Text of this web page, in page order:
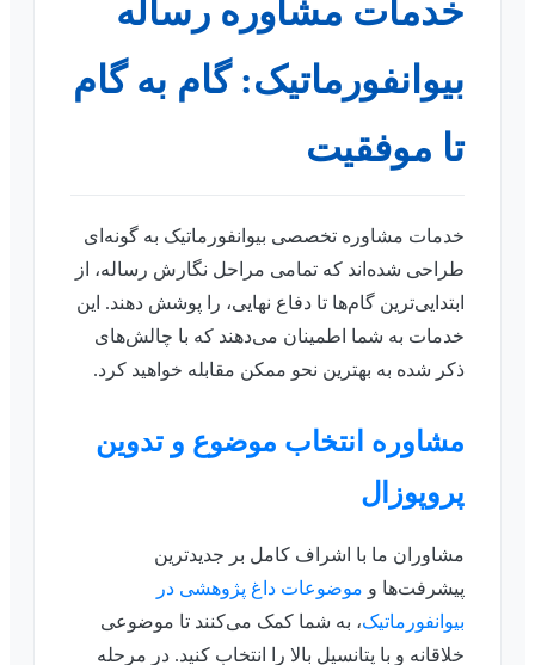
خدمات مشاوره رساله
بیوانفورماتیک: گام به گام
تا موفقیت
خدمات مشاوره تخصصی بیوانفورماتیک به گونه‌ای
طراحی شده‌اند که تمامی مراحل نگارش رساله، از
ابتدایی‌ترین گام‌ها تا دفاع نهایی، را پوشش دهند. این
خدمات به شما اطمینان می‌دهند که با چالش‌های
ذکر شده به بهترین نحو ممکن مقابله خواهید کرد.
مشاوره انتخاب موضوع و تدوین
پروپوزال
مشاوران ما با اشراف کامل بر جدیدترین
پیشرفت‌ها و موضوعات داغ پژوهشی در
بیوانفورماتیک، به شما کمک می‌کنند تا موضوعی
خلاقانه و با پتانسیل بالا را انتخاب کنید. در مرحله